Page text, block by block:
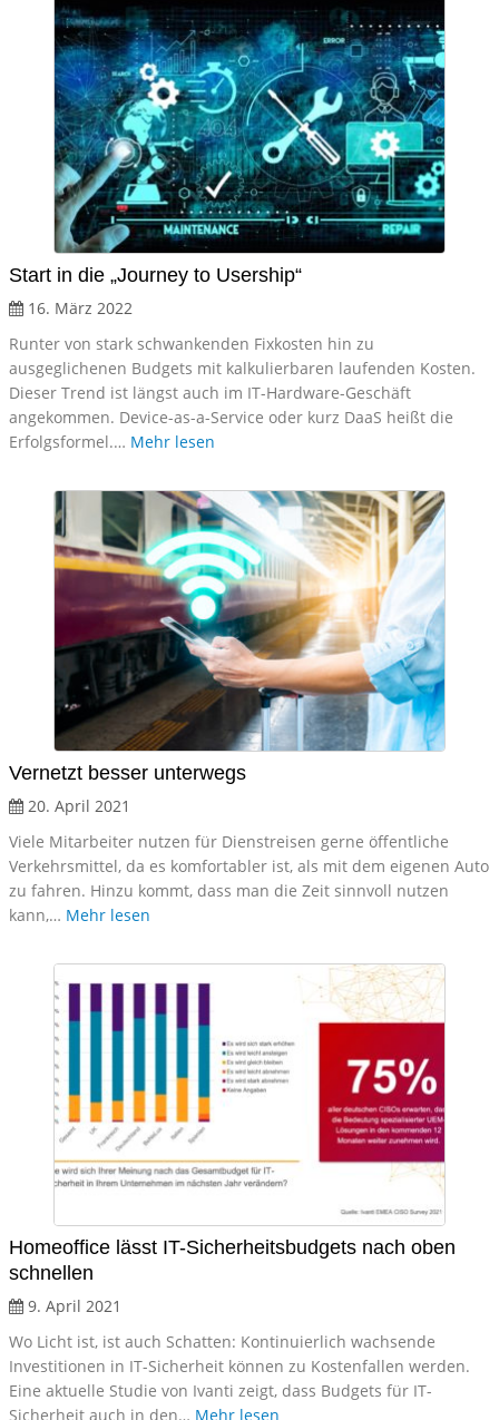
Start in die „Journey to Usership“
16. März 2022
Runter von stark schwankenden Fixkosten hin zu
ausgeglichenen Budgets mit kalkulierbaren laufenden Kosten.
Dieser Trend ist längst auch im IT-Hardware-Geschäft
angekommen. Device-as-a-Service oder kurz DaaS heißt die
Erfolgsformel.… Mehr lesen
Vernetzt besser unterwegs
20. April 2021
Viele Mitarbeiter nutzen für Dienstreisen gerne öffentliche
Verkehrsmittel, da es komfortabler ist, als mit dem eigenen Auto
zu fahren. Hinzu kommt, dass man die Zeit sinnvoll nutzen
kann,… Mehr lesen
Homeoffice lässt IT-Sicherheitsbudgets nach oben
schnellen
9. April 2021
Wo Licht ist, ist auch Schatten: Kontinuierlich wachsende
Investitionen in IT-Sicherheit können zu Kostenfallen werden.
Eine aktuelle Studie von Ivanti zeigt, dass Budgets für IT-
Sicherheit auch in den… Mehr lesen